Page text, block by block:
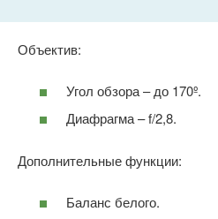
Объектив:
Угол обзора – до 170º.
Диафрагма – f/2,8.
Дополнительные функции:
Баланс белого.